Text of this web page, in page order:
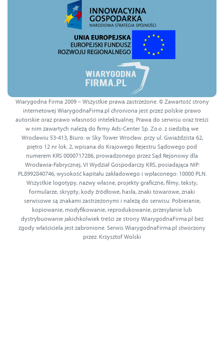
Wiarygodna Firma 2009 – Wszystkie prawa zastrzeżone. © Zawartość strony
internetowej WiarygodnaFirma.pl chroniona jest przez polskie prawo
autorskie oraz prawo własności intelektualnej. Prawa do serwisu oraz treści
w nim zawartych należą do firmy Ads-Center Sp. Zo.o. z siedzibą we
Wrocławiu 53-413, Biuro: w Sky Tower Wrocław. przy ul. Gwiaździsta 62,
piętro 12 nr lok. 2, wpisana do Krajowego Rejestru Sądowego pod
numerem KRS 0000717286, prowadzonego przez Sąd Rejonowy dla
Wrocławia-Fabrycznej, VI Wydział Gospodarczy KRS, posiadająca NIP:
PL8992840746, wysokość kapitału zakładowego i wpłaconego: 10000 PLN.
Wszystkie logotypy, nazwy własne, projekty graficzne, filmy, teksty,
formularze, skrypty, kody źródłowe, hasła, znaki towarowe, znaki
serwisowe są znakami zastrzeżonymi i należą do serwisu. Pobieranie,
kopiowanie, modyfikowanie, reprodukowanie, przesyłanie lub
dystrybuowanie jakichkolwiek treści ze strony WiarygodnaFirma.pl bez
zgody właściciela jest zabronione. Serwis WiarygodnaFirma.pl stworzony
przez: Krzysztof Wolski